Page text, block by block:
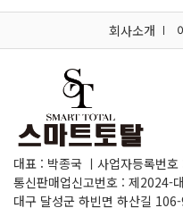
회사소개
대표 : 박종국 ㅣ사업자등록번
통신판매업신고번호 : 제2024-
대구 달성군 하빈면 하산길